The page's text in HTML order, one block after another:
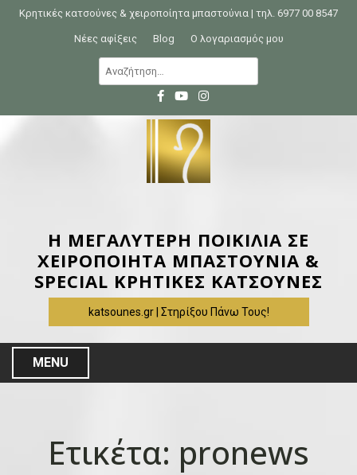
o
Κρητικές κατσούνες & χειροποίητα μπαστούνια | τηλ. 6977 00 8547
Νέες αφίξεις Blog Ο λογαριασμός μου
ν
η
γ
ι
:
Η ΜΕΓΑΛΥΤΕΡΗ ΠΟΙΚΙΛΙΑ ΣΕ
ΧΕΙΡΟΠΟΙΗΤΑ ΜΠΑΣΤΟΥΝΙΑ &
SPECIAL ΚΡΗΤΙΚΕΣ ΚΑΤΣΟΥΝΕΣ
katsounes.gr | Στηρίξου Πάνω Τους!
MENU
Ετικέτα: pronews